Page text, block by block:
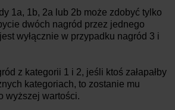
1a, 1b, 2a lub 2b może zdobyć tylko
dwóch nagród przez jednego
wyłącznie w przypadku nagród 3 i
z kategorii 1 i 2, jeśli ktoś załapałby
kategoriach, to zostanie mu
wyższej wartości.